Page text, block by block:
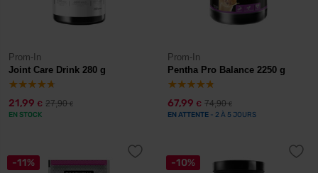
Prom-In
Joint Care Drink 280 g
21,99 € 27,90€
EN STOCK
Prom-In
Pentha Pro Balance 2250 g
67,99 € 74,90€
EN ATTENTE - 2 À 5 JOURS
-11% -10%